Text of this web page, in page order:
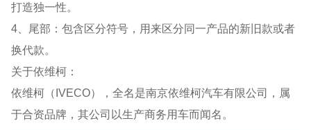
打造独一性。
4、尾部：包含区分符号，用来区分同一产品的新旧款或者
换代款。
关于依维柯：
依维柯（IVECO），全名是南京依维柯汽车有限公司，属
于合资品牌，其公司以生产商务用车而闻名。